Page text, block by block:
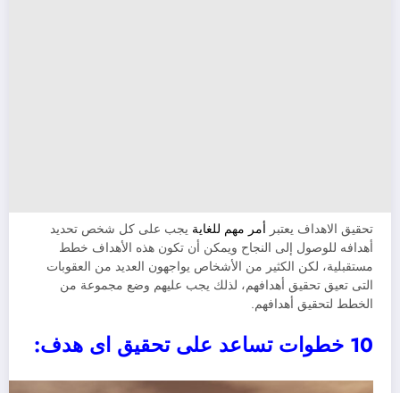
تحقيق الاهداف يعتبر أمر مهم للغاية يجب على كل شخص تحديد
أهدافه للوصول إلى النجاح ويمكن أن تكون هذه الأهداف خطط
مستقبلية، لكن الكثير من الأشخاص يواجهون العديد من العقوبات
التى تعيق تحقيق أهدافهم، لذلك يجب عليهم وضع مجموعة من
الخطط لتحقيق أهدافهم.
10 خطوات تساعد على تحقيق اى هدف: